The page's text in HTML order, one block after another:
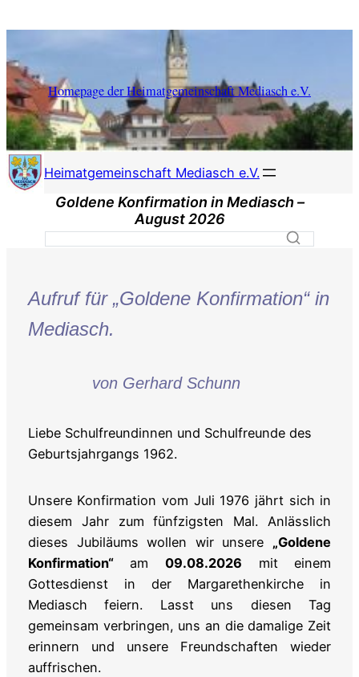
springen
Homepage der Heimatgemeinschaft Mediasch e.V.
Heimatgemeinschaft Mediasch e.V.
Goldene Konfirmation in Mediasch –
August 2026
Aufruf für „Goldene Konfirmation“ in
Mediasch.
von Gerhard Schunn
Liebe Schulfreundinnen und Schulfreunde des
Geburtsjahrgangs 1962.
Unsere Konfirmation vom Juli 1976 jährt sich in
diesem Jahr zum fünfzigsten Mal. Anlässlich
dieses Jubiläums wollen wir unsere „Goldene
Konfirmation“am 09.08.2026 mit einem
Gottesdienst in der Margarethenkirche in
Mediasch feiern. Lasst uns diesen Tag
gemeinsam verbringen, uns an die damalige Zeit
erinnern und unsere Freundschaften wieder
auffrischen.